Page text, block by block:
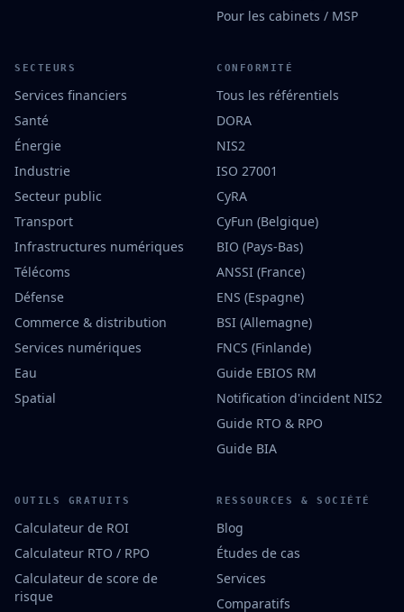
Pour les cabinets / MSP
SECTEURS
Services financiers
Santé
Énergie
Industrie
Secteur public
Transport
Infrastructures numériques
Télécoms
Défense
Commerce & distribution
Services numériques
Eau
Spatial
CONFORMITÉ
Tous les référentiels
DORA
NIS2
ISO 27001
CyRA
CyFun (Belgique)
BIO (Pays-Bas)
ANSSI (France)
ENS (Espagne)
BSI (Allemagne)
FNCS (Finlande)
Guide EBIOS RM
Notification d'incident NIS2
Guide RTO & RPO
Guide BIA
OUTILS GRATUITS
Calculateur de ROI
Calculateur RTO / RPO
Calculateur de score de
risque
RESSOURCES & SOCIÉTÉ
Blog
Études de cas
Services
Comparatifs